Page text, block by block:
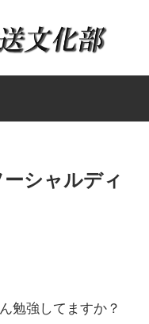
ーシャルディ
勉強してますか？